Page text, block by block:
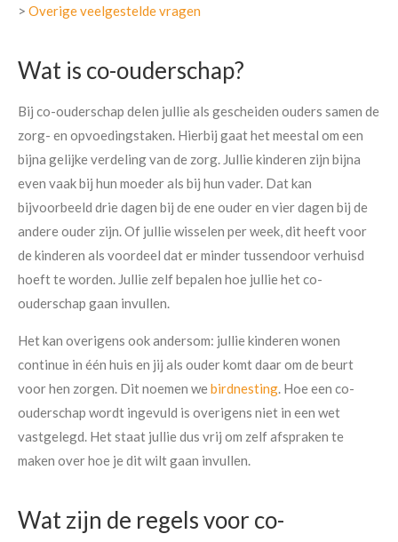
> Overige veelgestelde vragen
Wat is co-ouderschap?
Bij co-ouderschap delen jullie als gescheiden ouders samen de
zorg- en opvoedingstaken. Hierbij gaat het meestal om een
bijna gelijke verdeling van de zorg. Jullie kinderen zijn bijna
even vaak bij hun moeder als bij hun vader. Dat kan
bijvoorbeeld drie dagen bij de ene ouder en vier dagen bij de
andere ouder zijn. Of jullie wisselen per week, dit heeft voor
de kinderen als voordeel dat er minder tussendoor verhuisd
hoeft te worden. Jullie zelf bepalen hoe jullie het co-
ouderschap gaan invullen.
Het kan overigens ook andersom: jullie kinderen wonen
continue in één huis en jij als ouder komt daar om de beurt
voor hen zorgen. Dit noemen webirdnesting. Hoe een co-
ouderschap wordt ingevuld is overigens niet in een wet
vastgelegd. Het staat jullie dus vrij om zelf afspraken te
maken over hoe je dit wilt gaan invullen.
Wat zijn de regels voor co-